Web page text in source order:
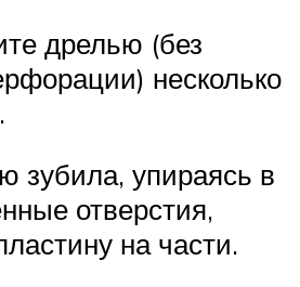
дрелью (без
несколько
зубила, упираясь в
отверстия,
на части.